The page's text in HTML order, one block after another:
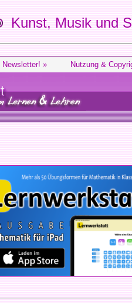
Kunst, Musik und
Newsletter! » Nutzung &